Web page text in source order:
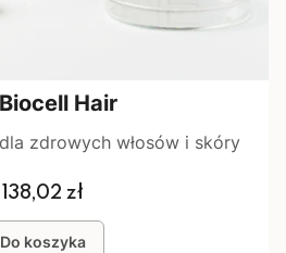
Hair
zdrowych włosów i skóry
Cena
138,02 zł
Do koszyka